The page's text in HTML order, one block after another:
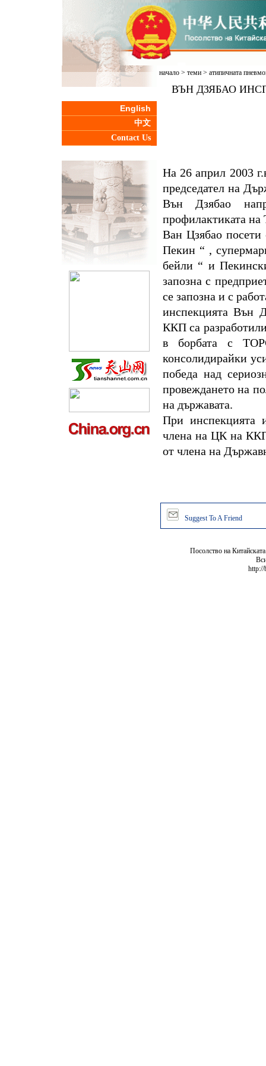
English
中文
Contact Us
начало> теми> атипичната
ВЪН ДЗЯБАО
На 26 април 2003
председател на
Вън Дзябао
профилактиката
Ван Цзябао посети
Пекин “ ,
бейли “ и
запозна с
се запозна и с
инспекцията Вън
ККП са
в борбата с
консолидирайки
победа над
провеждането на
на държавата.
При инспекцията
члена на ЦК на
от члена на
Suggest To A Friend
Посолство на
http://